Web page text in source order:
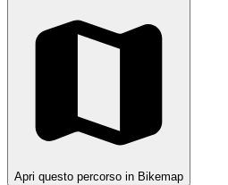
Apri questo percorso in Bikemap